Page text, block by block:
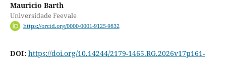
Mauricio Barth
Universidade Feevale
https://orcid.org/0000-0001-9125-9832
DOI: https://doi.org/10.14244/2179-1465.RG.2026v17p161-